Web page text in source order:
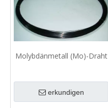
Molybdänmetall (Mo)-Draht
erkundigen